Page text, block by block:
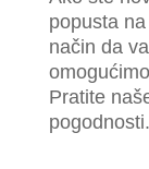
popusta
način da
Pratite
pogodnosti.